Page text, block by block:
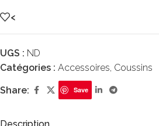
<
UGS : ND
Catégories : Accessoires, Coussins
Share: Save